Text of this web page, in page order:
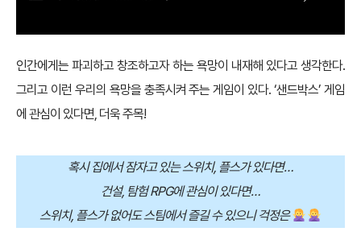
인간에게는 파괴하고 창조하고자 하는 욕망이 내재해 있다고 생각한다.
그리고 이런 우리의 욕망을 충족시켜 주는 게임이 있다. ‘샌드박스’ 게임
에 관심이 있다면, 더욱 주목!
혹시 집에서 잠자고 있는 스위치, 플스가 있다면…
건설, 탐험 RPG에 관심이 있다면…
스위치, 플스가 없어도 스팀에서 즐길 수 있으니 걱정은